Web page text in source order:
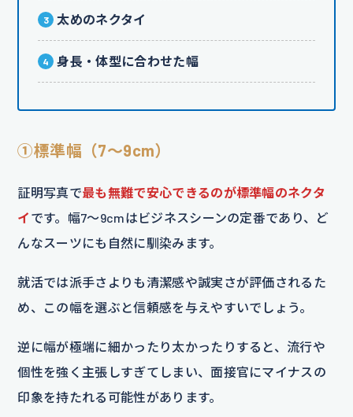
太めのネクタイ
身長・体型に合わせた幅
①標準幅（7〜9cm）
証明写真で最も無難で安心できるのが標準幅のネクタ
イ です。幅7〜9cmはビジネスシーンの定番であり、ど
んなスーツにも自然に馴染みます。
就活では派手さよりも清潔感や誠実さが評価されるた
め、この幅を選ぶと信頼感を与えやすいでしょう。
逆に幅が極端に細かったり太かったりすると、流行や
個性を強く主張しすぎてしまい、面接官にマイナスの
印象を持たれる可能性があります。